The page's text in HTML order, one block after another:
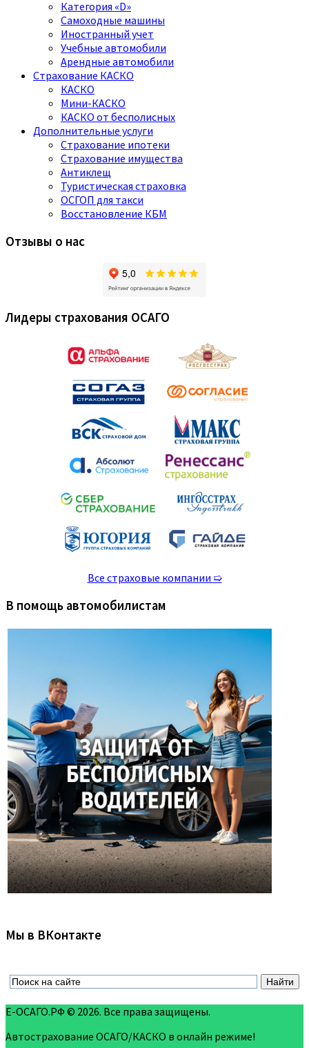
Категория «D»
Самоходные машины
Иностранный учет
Учебные автомобили
Арендные автомобили
Страхование КАСКО
КАСКО
Мини-КАСКО
КАСКО от бесполисных
Дополнительные услуги
Страхование ипотеки
Страхование имущества
Антиклещ
Туристическая страховка
ОСГОП для такси
Восстановление КБМ
Отзывы о нас
Лидеры страхования ОСАГО
Все страховые компании ➯
В помощь автомобилистам
Мы в ВКонтакте
Е-ОСАГО.РФ © 2026. Все права защищены.
Автострахование ОСАГО/КАСКО в онлайн режиме!